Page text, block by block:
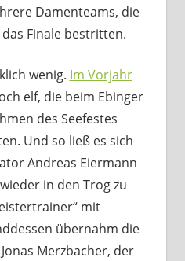
Damenteams, die
Finale bestritten.
wenig. Im Vorjahr
elf, die beim Ebinger
des Seefestes
Und so ließ es sich
Andreas Eiermann
in den Trog zu
mit
übernahm die
Merzbacher, der